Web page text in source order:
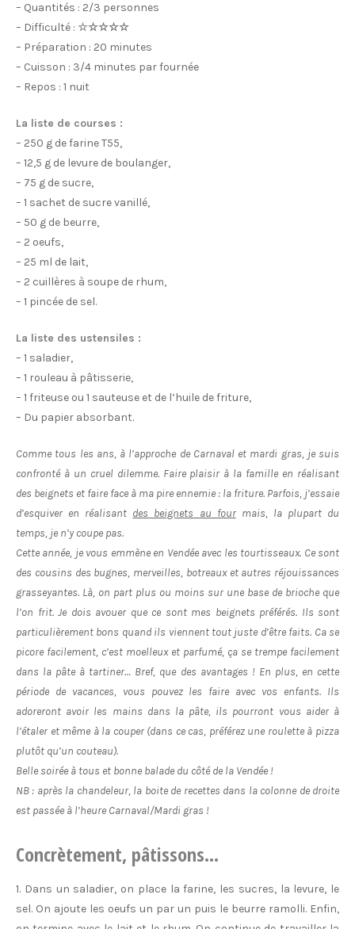
– Quantités : 2/3 personnes
– Difficulté : ☆☆☆☆☆
– Préparation : 20 minutes
– Cuisson : 3/4 minutes par fournée
– Repos : 1 nuit
La liste de courses :
– 250 g de farine T55,
– 12,5 g de levure de boulanger,
– 75 g de sucre,
– 1 sachet de sucre vanillé,
– 50 g de beurre,
– 2 oeufs,
– 25 ml de lait,
– 2 cuillères à soupe de rhum,
– 1 pincée de sel.
La liste des ustensiles :
– 1 saladier,
– 1 rouleau à pâtisserie,
– 1 friteuse ou 1 sauteuse et de l’huile de friture,
– Du papier absorbant.
Comme tous les ans, à l’approche de Carnaval et mardi gras, je suis
confronté à un cruel dilemme. Faire plaisir à la famille en réalisant
des beignets et faire face à ma pire ennemie : la friture. Parfois, j’essaie
d’esquiver en réalisant des beignets au fourmais, la plupart du
temps, je n’y coupe pas.
Cette année, je vous emmène en Vendée avec les tourtisseaux. Ce sont
des cousins des bugnes, merveilles, botreaux et autres réjouissances
grasseyantes. Là, on part plus ou moins sur une base de brioche que
l’on frit. Je dois avouer que ce sont mes beignets préférés. Ils sont
particulièrement bons quand ils viennent tout juste d’être faits. Ca se
picore facilement, c’est moelleux et parfumé, ça se trempe facilement
dans la pâte à tartiner… Bref, que des avantages ! En plus, en cette
période de vacances, vous pouvez les faire avec vos enfants. Ils
adoreront avoir les mains dans la pâte, ils pourront vous aider à
l’étaler et même à la couper (dans ce cas, préférez une roulette à pizza
plutôt qu’un couteau).
Belle soirée à tous et bonne balade du côté de la Vendée !
NB : après la chandeleur, la boite de recettes dans la colonne de droite
est passée à l’heure Carnaval/Mardi gras !
Concrètement, pâtissons…
1. Dans un saladier, on place la farine, les sucres, la levure, le
sel. On ajoute les oeufs un par un puis le beurre ramolli. Enfin,